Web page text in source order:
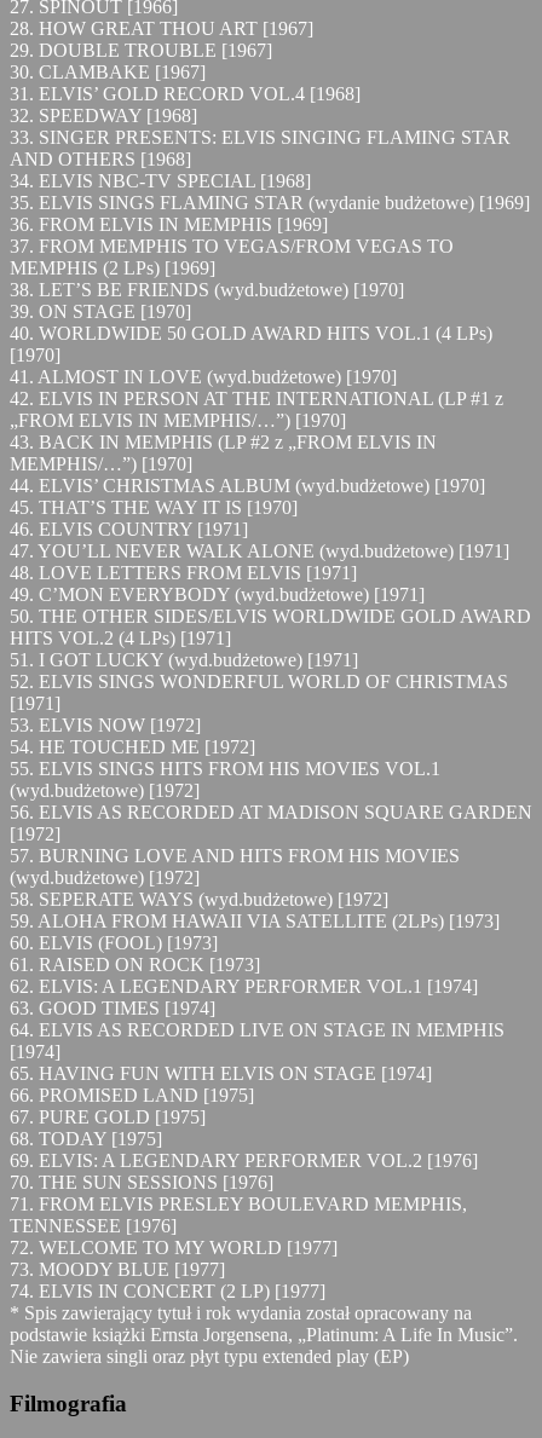
27. SPINOUT [1966]
28. HOW GREAT THOU ART [1967]
29. DOUBLE TROUBLE [1967]
30. CLAMBAKE [1967]
31. ELVIS’ GOLD RECORD VOL.4 [1968]
32. SPEEDWAY [1968]
33. SINGER PRESENTS: ELVIS SINGING FLAMING STAR
AND OTHERS [1968]
34. ELVIS NBC-TV SPECIAL [1968]
35. ELVIS SINGS FLAMING STAR (wydanie budżetowe) [1969]
36. FROM ELVIS IN MEMPHIS [1969]
37. FROM MEMPHIS TO VEGAS/FROM VEGAS TO
MEMPHIS (2 LPs) [1969]
38. LET’S BE FRIENDS (wyd.budżetowe) [1970]
39. ON STAGE [1970]
40. WORLDWIDE 50 GOLD AWARD HITS VOL.1 (4 LPs)
[1970]
41. ALMOST IN LOVE (wyd.budżetowe) [1970]
42. ELVIS IN PERSON AT THE INTERNATIONAL (LP #1 z
„FROM ELVIS IN MEMPHIS/…”) [1970]
43. BACK IN MEMPHIS (LP #2 z „FROM ELVIS IN
MEMPHIS/…”) [1970]
44. ELVIS’ CHRISTMAS ALBUM (wyd.budżetowe) [1970]
45. THAT’S THE WAY IT IS [1970]
46. ELVIS COUNTRY [1971]
47. YOU’LL NEVER WALK ALONE (wyd.budżetowe) [1971]
48. LOVE LETTERS FROM ELVIS [1971]
49. C’MON EVERYBODY (wyd.budżetowe) [1971]
50. THE OTHER SIDES/ELVIS WORLDWIDE GOLD AWARD
HITS VOL.2 (4 LPs) [1971]
51. I GOT LUCKY (wyd.budżetowe) [1971]
52. ELVIS SINGS WONDERFUL WORLD OF CHRISTMAS
[1971]
53. ELVIS NOW [1972]
54. HE TOUCHED ME [1972]
55. ELVIS SINGS HITS FROM HIS MOVIES VOL.1
(wyd.budżetowe) [1972]
56. ELVIS AS RECORDED AT MADISON SQUARE GARDEN
[1972]
57. BURNING LOVE AND HITS FROM HIS MOVIES
(wyd.budżetowe) [1972]
58. SEPERATE WAYS (wyd.budżetowe) [1972]
59. ALOHA FROM HAWAII VIA SATELLITE (2LPs) [1973]
60. ELVIS (FOOL) [1973]
61. RAISED ON ROCK [1973]
62. ELVIS: A LEGENDARY PERFORMER VOL.1 [1974]
63. GOOD TIMES [1974]
64. ELVIS AS RECORDED LIVE ON STAGE IN MEMPHIS
[1974]
65. HAVING FUN WITH ELVIS ON STAGE [1974]
66. PROMISED LAND [1975]
67. PURE GOLD [1975]
68. TODAY [1975]
69. ELVIS: A LEGENDARY PERFORMER VOL.2 [1976]
70. THE SUN SESSIONS [1976]
71. FROM ELVIS PRESLEY BOULEVARD MEMPHIS,
TENNESSEE [1976]
72. WELCOME TO MY WORLD [1977]
73. MOODY BLUE [1977]
74. ELVIS IN CONCERT (2 LP) [1977]
* Spis zawierający tytuł i rok wydania został opracowany na
podstawie książki Ernsta Jorgensena, „Platinum: A Life In Music”.
Nie zawiera singli oraz płyt typu extended play (EP)
Filmografia